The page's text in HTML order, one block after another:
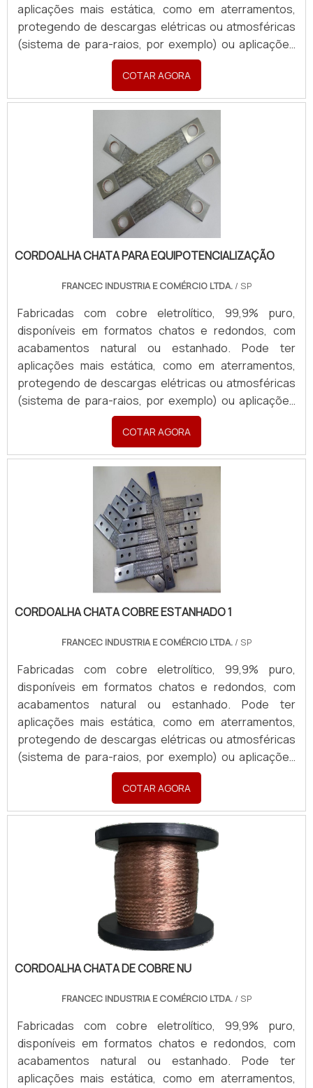
aplicações mais estática, como em aterramentos,
protegendo de descargas elétricas ou atmosféricas
(sistema de para-raios, por exemplo) ou aplicações
em sistemas dinâmicos, garantindo passagem de
corrente e conexões seguras em painéis,
transformadores e equipamentos industriais móveis.
Produzidas sob medida, com terminais em latão ou
cobre, atendendo todas as necessidades com
rapidez e excelência. Para orçamentos, enviar:
Material (cobre nu ou estanhado), Formato (chata ou
redonda), Aplicação, Desenho/croqui com dimensões
(Largura, Espessura, Comprimento), Padrão de
furação com medidas, Seção Transversal (mm²) e
Corrente necessária (A). Quantidade e finalidade
(Revenda ou Consumo).
COTAR AGORA
CORDOALHA CHATA PARA EQUIPOTENCIALIZAÇÃO
FRANCEC INDUSTRIA E COMÉRCIO LTDA./ SP
Fabricadas com cobre eletrolítico, 99,9% puro,
disponíveis em formatos chatos e redondos, com
acabamentos natural ou estanhado. Pode ter
aplicações mais estática, como em aterramentos,
protegendo de descargas elétricas ou atmosféricas
(sistema de para-raios, por exemplo) ou aplicações
em sistemas dinâmicos, garantindo passagem de
corrente e conexões seguras em painéis,
transformadores e equipamentos industriais móveis.
Produzidas sob medida, com terminais em latão ou
cobre, atendendo todas as necessidades com
rapidez e excelência. Para orçamentos, enviar:
Material (cobre nu ou estanhado), Formato (chata ou
redonda), Aplicação, Desenho/croqui com dimensões
(Largura, Espessura, Comprimento), Padrão de
furação com medidas, Seção Transversal (mm²) e
Corrente necessária (A). Quantidade e finalidade
(Revenda ou Consumo).
COTAR AGORA
CORDOALHA CHATA COBRE ESTANHADO 1
FRANCEC INDUSTRIA E COMÉRCIO LTDA./ SP
Fabricadas com cobre eletrolítico, 99,9% puro,
disponíveis em formatos chatos e redondos, com
acabamentos natural ou estanhado. Pode ter
aplicações mais estática, como em aterramentos,
protegendo de descargas elétricas ou atmosféricas
(sistema de para-raios, por exemplo) ou aplicações
em sistemas dinâmicos, garantindo passagem de
corrente e conexões seguras em painéis,
transformadores e equipamentos industriais móveis.
Produzidas sob medida, com terminais em latão ou
cobre, atendendo todas as necessidades com
rapidez e excelência. Para orçamentos, enviar:
Material (cobre nu ou estanhado), Formato (chata ou
redonda), Aplicação, Desenho/croqui com dimensões
(Largura, Espessura, Comprimento), Padrão de
furação com medidas, Seção Transversal (mm²) e
Corrente necessária (A). Quantidade e finalidade
(Revenda ou Consumo).
COTAR AGORA
CORDOALHA CHATA DE COBRE NU
FRANCEC INDUSTRIA E COMÉRCIO LTDA./ SP
Fabricadas com cobre eletrolítico, 99,9% puro,
disponíveis em formatos chatos e redondos, com
acabamentos natural ou estanhado. Pode ter
aplicações mais estática, como em aterramentos,